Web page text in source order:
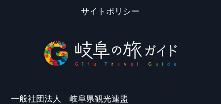
サイトポリシー
一般社団法人 岐阜県観光連盟